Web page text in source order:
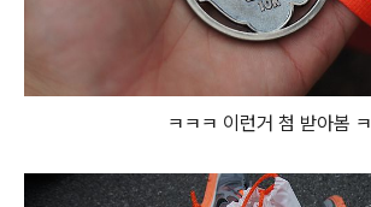
ㅋㅋㅋ 이런거 첨 받아봄 ㅋ